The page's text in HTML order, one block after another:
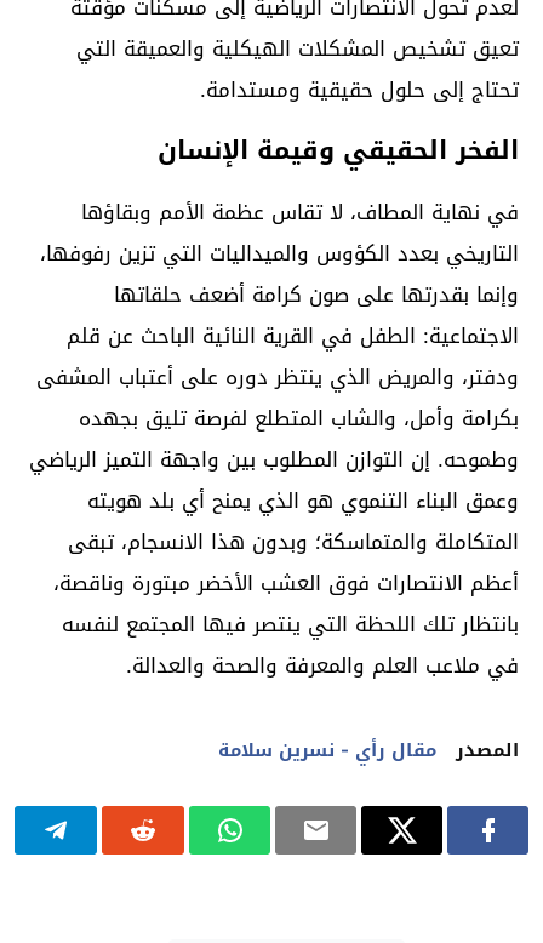
تعيق تشخيص المشكلات الهيكلية والعميقة التي
تحتاج إلى حلول حقيقية ومستدامة.
الفخر الحقيقي وقيمة الإنسان
في نهاية المطاف، لا تقاس عظمة الأمم وبقاؤها
التاريخي بعدد الكؤوس والميداليات التي تزين رفوفها،
وإنما بقدرتها على صون كرامة أضعف حلقاتها
الاجتماعية: الطفل في القرية النائية الباحث عن قلم
ودفتر، والمريض الذي ينتظر دوره على أعتباب المشفى
بكرامة وأمل، والشاب المتطلع لفرصة تليق بجهده
وطموحه. إن التوازن المطلوب بين واجهة التميز الرياضي
وعمق البناء التنموي هو الذي يمنح أي بلد هويته
المتكاملة والمتماسكة؛ وبدون هذا الانسجام، تبقى
أعظم الانتصارات فوق العشب الأخضر مبتورة وناقصة،
بانتظار تلك اللحظة التي ينتصر فيها المجتمع لنفسه
في ملاعب العلم والمعرفة والصحة والعدالة.
المصدر مقال رأي - نسرين سلامة